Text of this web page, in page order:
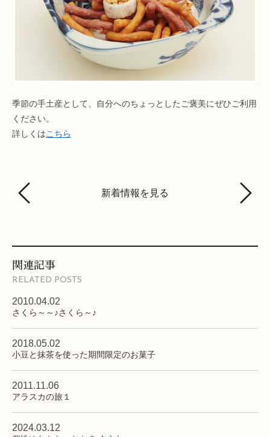
季節の手土産として、自分へのちょっとしたご褒美にぜひご利用
ください。
詳しくはこちら
新着情報を見る
関連記事
RELATED POSTS
2010.04.02
さくら～～♪さくら～♪
2018.05.02
小豆と抹茶を使った期間限定のお菓子
2011.11.06
アラスカの旅１
2024.03.12